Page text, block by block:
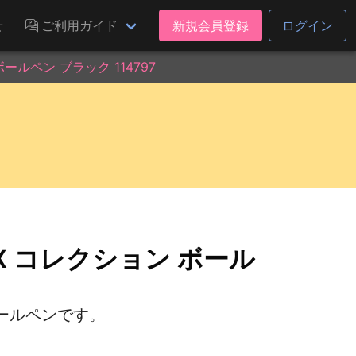
ご利用ガイド 新規会員登録 ログイン
ルペン ブラック 114797
コレクション ボール
ペンです。